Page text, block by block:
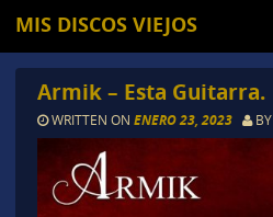
MIS DISCOS VIEJOS
Armik – Esta Guitarra.
WRITTEN ON ENERO 23, 2023 BY